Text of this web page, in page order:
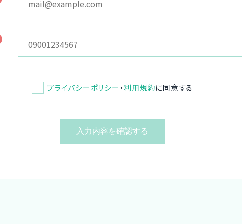
プライバシーポリシー・利用規約に同意する
入力内容を確認する